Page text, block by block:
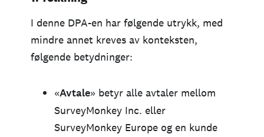
I denne DPA-en har følgende utrykk, med
mindre annet kreves av konteksten,
følgende betydninger:
«Avtale» betyr alle avtaler mellom
SurveyMonkey Inc. eller
SurveyMonkey Europe og en kunde